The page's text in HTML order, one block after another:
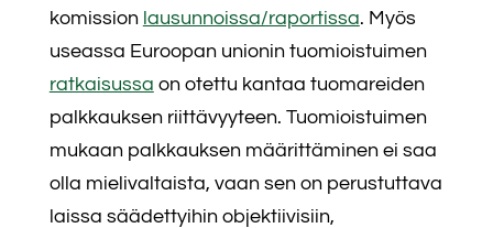
komission lausunnoissa/raportissa. Myös
useassa Euroopan unionin tuomioistuimen
ratkaisussa on otettu kantaa tuomareiden
palkkauksen riittävyyteen. Tuomioistuimen
mukaan palkkauksen määrittäminen ei saa
olla mielivaltaista, vaan sen on perustuttava
laissa säädettyihin objektiivisiin,